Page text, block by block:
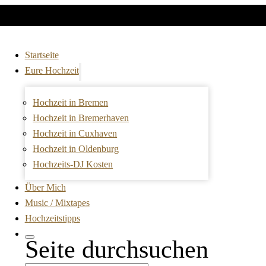
Startseite
Eure Hochzeit
Hochzeit in Bremen
Hochzeit in Bremerhaven
Hochzeit in Cuxhaven
Hochzeit in Oldenburg
Hochzeits-DJ Kosten
Über Mich
Music / Mixtapes
Hochzeitstipps
Seite durchsuchen